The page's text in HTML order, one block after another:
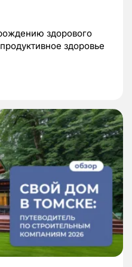
здорового
здоровье